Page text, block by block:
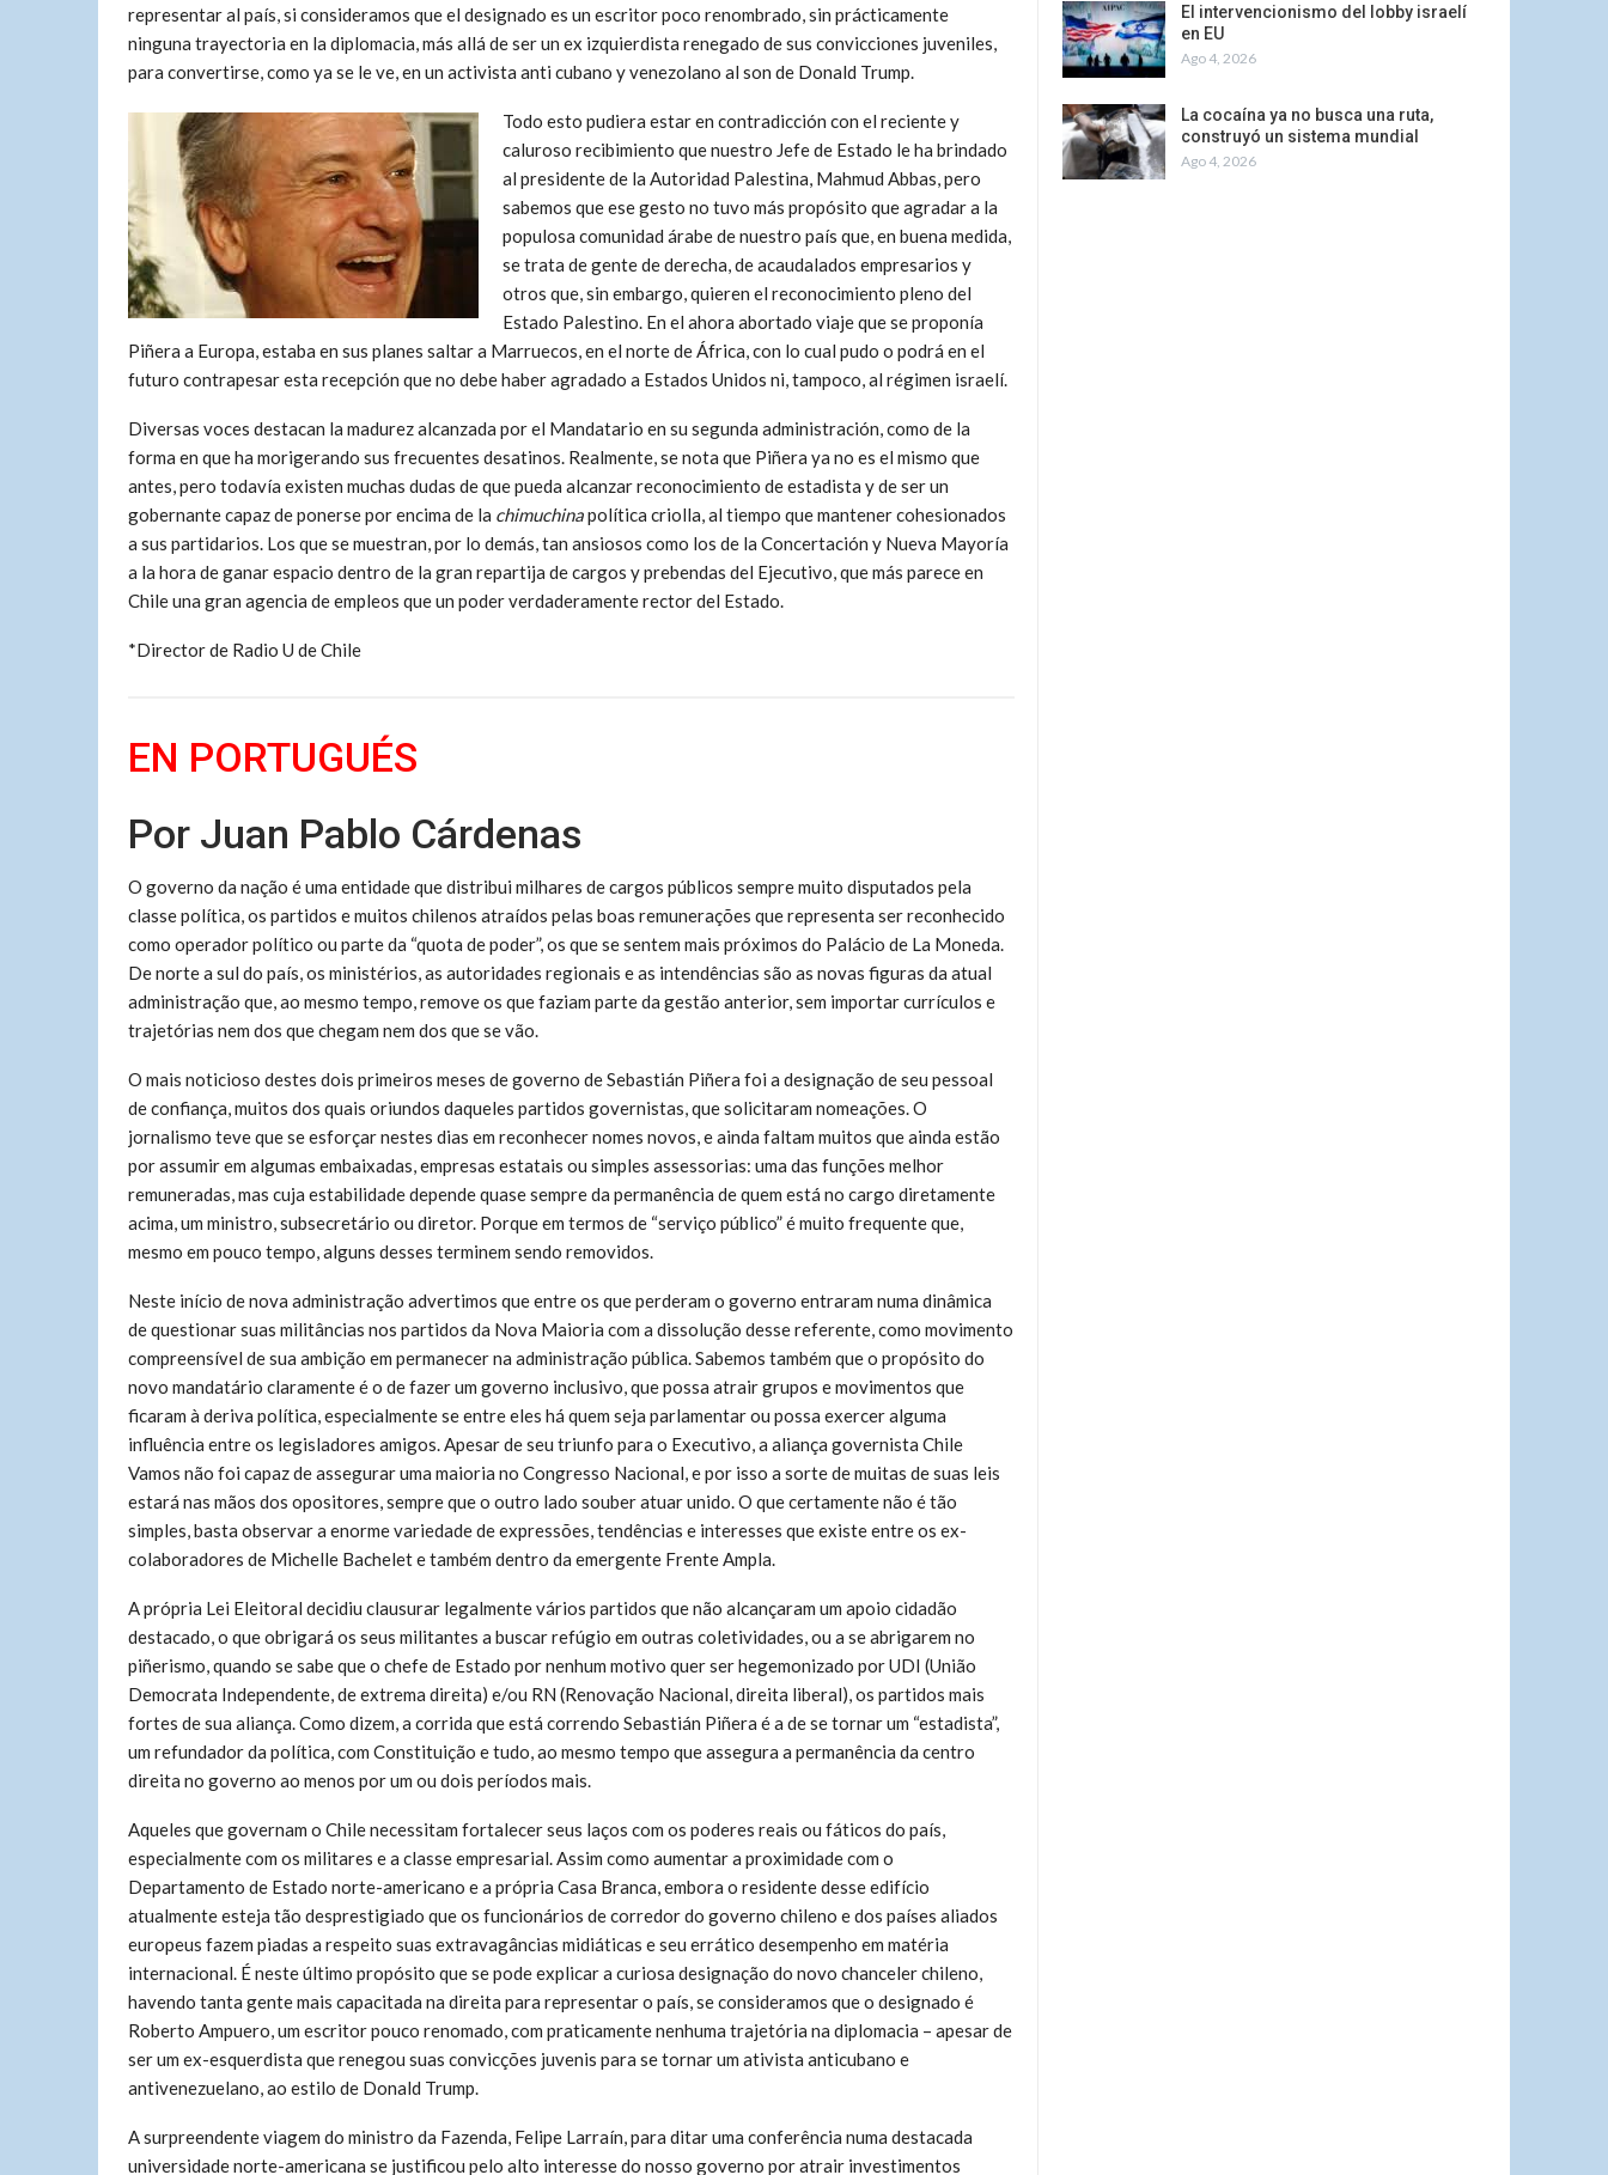
representar al país, si consideramos que el designado es un escritor poco renombrado, sin prácticamente
ninguna trayectoria en la diplomacia, más allá de ser un ex izquierdista renegado de sus convicciones juveniles,
para convertirse, como ya se le ve, en un activista anti cubano y venezolano al son de Donald Trump.
Todo esto pudiera estar en contradicción con el reciente y
caluroso recibimiento que nuestro Jefe de Estado le ha brindado
al presidente de la Autoridad Palestina, Mahmud Abbas, pero
sabemos que ese gesto no tuvo más propósito que agradar a la
populosa comunidad árabe de nuestro país que, en buena medida,
se trata de gente de derecha, de acaudalados empresarios y
otros que, sin embargo, quieren el reconocimiento pleno del
Estado Palestino. En el ahora abortado viaje que se proponía
Piñera a Europa, estaba en sus planes saltar a Marruecos, en el norte de África, con lo cual pudo o podrá en el
futuro contrapesar esta recepción que no debe haber agradado a Estados Unidos ni, tampoco, al régimen israelí.
Diversas voces destacan la madurez alcanzada por el Mandatario en su segunda administración, como de la
forma en que ha morigerando sus frecuentes desatinos. Realmente, se nota que Piñera ya no es el mismo que
antes, pero todavía existen muchas dudas de que pueda alcanzar reconocimiento de estadista y de ser un
gobernante capaz de ponerse por encima de la chimuchinapolítica criolla, al tiempo que mantener cohesionados
a sus partidarios. Los que se muestran, por lo demás, tan ansiosos como los de la Concertación y Nueva Mayoría
a la hora de ganar espacio dentro de la gran repartija de cargos y prebendas del Ejecutivo, que más parece en
Chile una gran agencia de empleos que un poder verdaderamente rector del Estado.
*Director de Radio U de Chile
EN PORTUGUÉS
Por Juan Pablo Cárdenas
O governo da nação é uma entidade que distribui milhares de cargos públicos sempre muito disputados pela
classe política, os partidos e muitos chilenos atraídos pelas boas remunerações que representa ser reconhecido
como operador político ou parte da “quota de poder”, os que se sentem mais próximos do Palácio de La Moneda.
De norte a sul do país, os ministérios, as autoridades regionais e as intendências são as novas figuras da atual
administração que, ao mesmo tempo, remove os que faziam parte da gestão anterior, sem importar currículos e
trajetórias nem dos que chegam nem dos que se vão.
O mais noticioso destes dois primeiros meses de governo de Sebastián Piñera foi a designação de seu pessoal
de confiança, muitos dos quais oriundos daqueles partidos governistas, que solicitaram nomeações. O
jornalismo teve que se esforçar nestes dias em reconhecer nomes novos, e ainda faltam muitos que ainda estão
por assumir em algumas embaixadas, empresas estatais ou simples assessorias: uma das funções melhor
remuneradas, mas cuja estabilidade depende quase sempre da permanência de quem está no cargo diretamente
acima, um ministro, subsecretário ou diretor. Porque em termos de “serviço público” é muito frequente que,
mesmo em pouco tempo, alguns desses terminem sendo removidos.
Neste início de nova administração advertimos que entre os que perderam o governo entraram numa dinâmica
de questionar suas militâncias nos partidos da Nova Maioria com a dissolução desse referente, como movimento
compreensível de sua ambição em permanecer na administração pública. Sabemos também que o propósito do
novo mandatário claramente é o de fazer um governo inclusivo, que possa atrair grupos e movimentos que
ficaram à deriva política, especialmente se entre eles há quem seja parlamentar ou possa exercer alguma
influência entre os legisladores amigos. Apesar de seu triunfo para o Executivo, a aliança governista Chile
Vamos não foi capaz de assegurar uma maioria no Congresso Nacional, e por isso a sorte de muitas de suas leis
estará nas mãos dos opositores, sempre que o outro lado souber atuar unido. O que certamente não é tão
simples, basta observar a enorme variedade de expressões, tendências e interesses que existe entre os ex-
colaboradores de Michelle Bachelet e também dentro da emergente Frente Ampla.
A própria Lei Eleitoral decidiu clausurar legalmente vários partidos que não alcançaram um apoio cidadão
destacado, o que obrigará os seus militantes a buscar refúgio em outras coletividades, ou a se abrigarem no
piñerismo, quando se sabe que o chefe de Estado por nenhum motivo quer ser hegemonizado por UDI (União
Democrata Independente, de extrema direita) e/ou RN (Renovação Nacional, direita liberal), os partidos mais
fortes de sua aliança. Como dizem, a corrida que está correndo Sebastián Piñera é a de se tornar um “estadista”,
um refundador da política, com Constituição e tudo, ao mesmo tempo que assegura a permanência da centro
direita no governo ao menos por um ou dois períodos mais.
Aqueles que governam o Chile necessitam fortalecer seus laços com os poderes reais ou fáticos do país,
especialmente com os militares e a classe empresarial. Assim como aumentar a proximidade com o
Departamento de Estado norte-americano e a própria Casa Branca, embora o residente desse edifício
atualmente esteja tão desprestigiado que os funcionários de corredor do governo chileno e dos países aliados
europeus fazem piadas a respeito suas extravagâncias midiáticas e seu errático desempenho em matéria
internacional. É neste último propósito que se pode explicar a curiosa designação do novo chanceler chileno,
havendo tanta gente mais capacitada na direita para representar o país, se consideramos que o designado é
Roberto Ampuero, um escritor pouco renomado, com praticamente nenhuma trajetória na diplomacia – apesar de
ser um ex-esquerdista que renegou suas convicções juvenis para se tornar um ativista anticubano e
antivenezuelano, ao estilo de Donald Trump.
A surpreendente viagem do ministro da Fazenda, Felipe Larraín, para ditar uma conferência numa destacada
universidade norte-americana se justificou pelo alto interesse do nosso governo por atrair investimentos
El intervencionismo del lobby israelí
en EU
Ago 4, 2026
La cocaína ya no busca una ruta,
construyó un sistema mundial
Ago 4, 2026